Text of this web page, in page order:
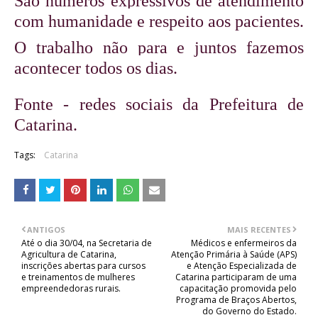
com humanidade e respeito aos pacientes.
O trabalho não para e juntos fazemos
acontecer todos os dias.
Fonte - redes sociais da Prefeitura de
Catarina.
Tags: Catarina
MAIS RECENTES
Médicos e enfermeiros da
Atenção Primária à Saúde (APS)
e Atenção Especializada de
Catarina participaram de uma
capacitação promovida pelo
Programa de Braços Abertos,
do Governo do Estado.
ANTIGOS
Até o dia 30/04, na Secretaria de
Agricultura de Catarina,
inscrições abertas para cursos
e treinamentos de mulheres
empreendedoras rurais.